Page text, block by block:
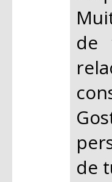
de
de